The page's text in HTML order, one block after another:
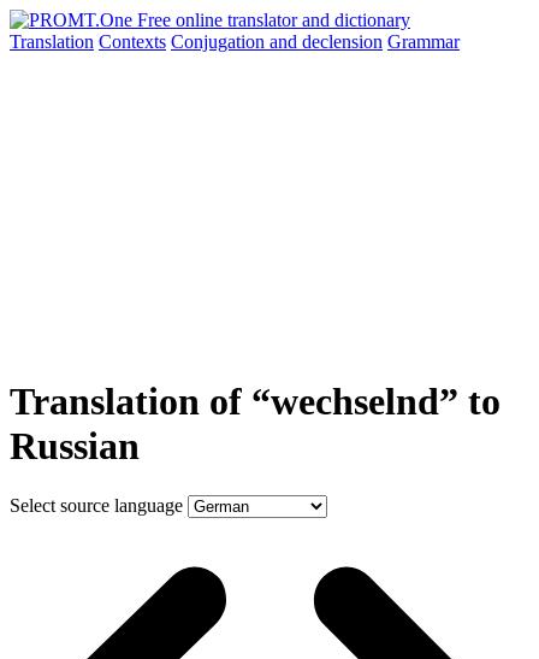
Translation Contexts Conjugation and declension Grammar
Translation of “wechselnd” to
Russian
Select source language